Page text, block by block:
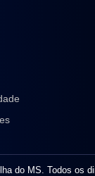
do MS. Todos os